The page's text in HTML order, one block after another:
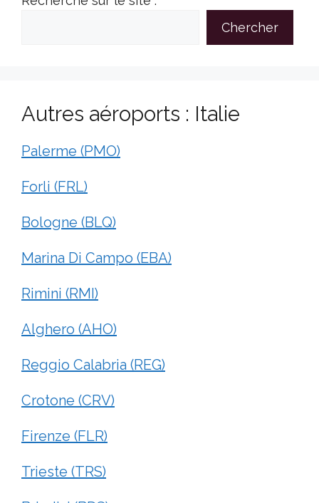
Chercher
Autres aéroports : Italie
Palerme (PMO)
Forli (FRL)
Bologne (BLQ)
Marina Di Campo (EBA)
Rimini (RMI)
Alghero (AHO)
Reggio Calabria (REG)
Crotone (CRV)
Firenze (FLR)
Trieste (TRS)